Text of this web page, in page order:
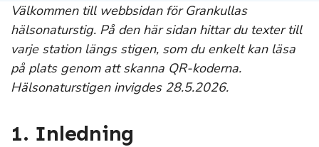
Välkommen till webbsidan för Grankullas
hälsonaturstig. På den här sidan hittar du texter till
varje station längs stigen, som du enkelt kan läsa
på plats genom att skanna QR-koderna.
Hälsonaturstigen invigdes 28.5.2026.
1. Inledning